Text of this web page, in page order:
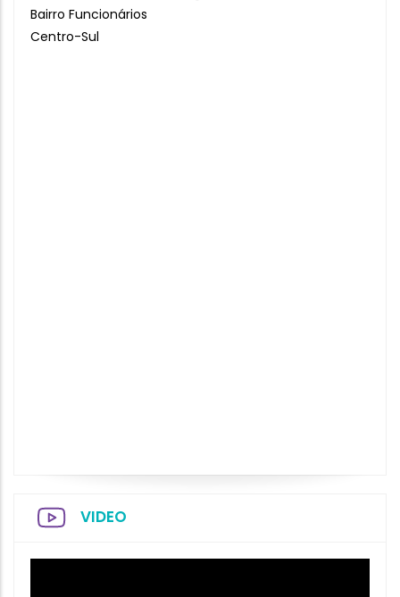
Bairro Funcionários
Centro-Sul
VIDEO